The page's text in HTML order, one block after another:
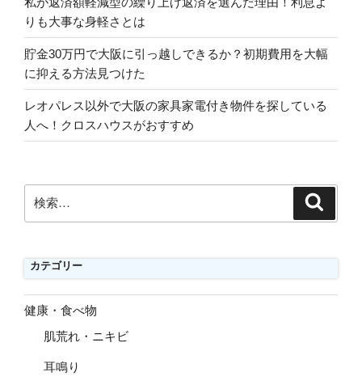
りも大事な身軽さとは
貯金30万円で大阪に引っ越しできるか？初期費用を大幅
に抑える方法見つけた
レオパレス以外で大阪の家具家電付き物件を探している
人へ！クロスハウスがおすすめ
索:
カテゴリー
健康・食べ物
肌荒れ・ニキビ
耳鳴り